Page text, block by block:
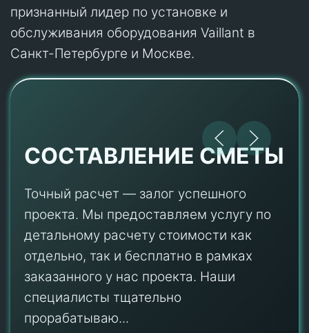
признанный лидер по установке и
обслуживания оборудования Vaillant в
Санкт-Петербурге и Москве.
СОСТАВЛЕНИЕ СМЕТЫ
Точный расчет — залог успешного
проекта. Мы предоставляем услугу по
детальному расчету стоимости как
отдельно, так и бесплатно в рамках
заказанного у нас проекта. Наши
специалисты тщательно
прорабатываю...